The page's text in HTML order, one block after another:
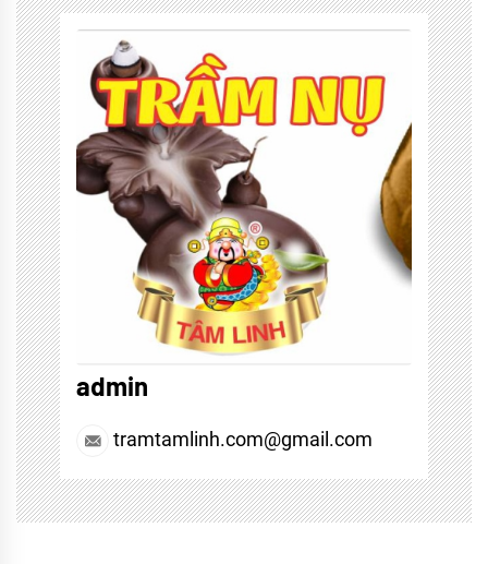
hay
admin
tramtamlinh.com@gmail.com